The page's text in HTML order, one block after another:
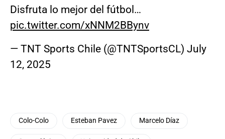
Disfruta lo mejor del fútbol…
pic.twitter.com/xNNM2BBynv
— TNT Sports Chile (@TNTSportsCL) July
12, 2025
Colo-Colo Esteban Pavez Marcelo Díaz